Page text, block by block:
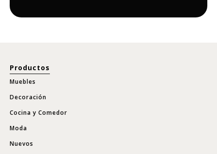
Productos
Muebles
Decoración
Cocina y Comedor
Moda
Nuevos